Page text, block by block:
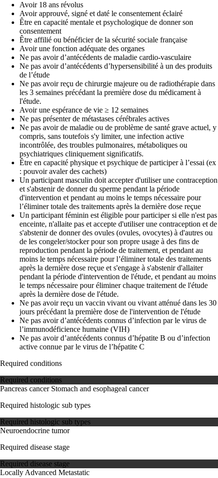
Avoir 18 ans révolus
Avoir approuvé, signé et daté le consentement éclairé
Être en capacité mentale et psychologique de donner son
consentement
Être affilié ou bénéficier de la sécurité sociale française
Avoir une fonction adéquate des organes
Ne pas avoir d’antécédents de maladie cardio-vasculaire
Ne pas avoir d’antécédents d’hypersensibilité à un des produits
de l’étude
Ne pas avoir reçu de chirurgie majeure ou de radiothérapie dans
les 3 semaines précédant la première dose du médicament à
l'étude.
Avoir une espérance de vie ≥ 12 semaines
Ne pas présenter de métastases cérébrales actives
Ne pas avoir de maladie ou de problème de santé grave actuel, y
compris, sans toutefois s'y limiter, une infection active
incontrôlée, des troubles pulmonaires, métaboliques ou
psychiatriques cliniquement significatifs.
Être en capacité physique et psychique de participer à l’essai (ex
: pouvoir avaler des cachets)
Un participant masculin doit accepter d'utiliser une contraception
et s'abstenir de donner du sperme pendant la période
d'intervention et pendant au moins le temps nécessaire pour
l’éliminer totale des traitements après la dernière dose reçue
Un participant féminin est éligible pour participer si elle n'est pas
enceinte, n'allaite pas et accepte d'utiliser une contraception et de
s'abstenir de donner des ovules (ovules, ovocytes) à d'autres ou
de les congeler/stocker pour son propre usage à des fins de
reproduction pendant la période de traitement, et pendant au
moins le temps nécessaire pour l’éliminer totale des traitements
après la dernière dose reçue et s'engage à s'abstenir d'allaiter
pendant la période d'intervention de l'étude, et pendant au moins
le temps nécessaire pour éliminer chaque traitement de l'étude
après la dernière dose de l'étude.
Ne pas avoir reçu un vaccin vivant ou vivant atténué dans les 30
jours précédant la première dose de l'intervention de l'étude
Ne pas avoir d’antécédents connus d’infection par le virus de
l’immunodéficience humaine (VIH)
Ne pas avoir d’antécédents connus d’hépatite B ou d’infection
active connue par le virus de l’hépatite C
Required conditions
Required conditions
Pancreas cancer Stomach and esophageal cancer
Required histologic sub types
Required histologic sub types
Neuroendocrine tumor
Required disease stage
Required disease stage
Locally Advanced Metastatic